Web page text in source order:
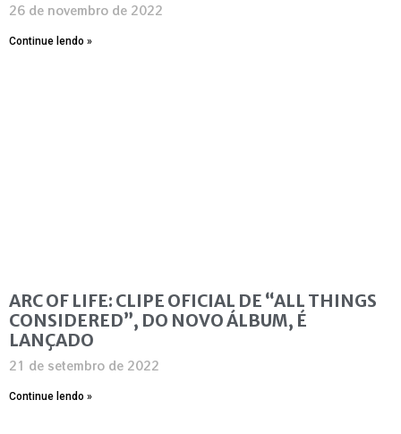
26 de novembro de 2022
Continue lendo »
ARC OF LIFE: CLIPE OFICIAL DE “ALL THINGS
CONSIDERED”, DO NOVO ÁLBUM, É
LANÇADO
21 de setembro de 2022
Continue lendo »